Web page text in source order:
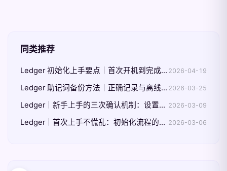
同类推荐
Ledger 初始化上手要点｜首次开机到完成设置 2026-04-19
Ledger 助记词备份方法｜正确记录与离线保管 2026-03-25
Ledger｜新手上手的三次确认机制：设置前、设置中、设置后 2026-03-09
Ledger｜首次上手不慌乱：初始化流程的关键节点与避错清单 2026-03-06